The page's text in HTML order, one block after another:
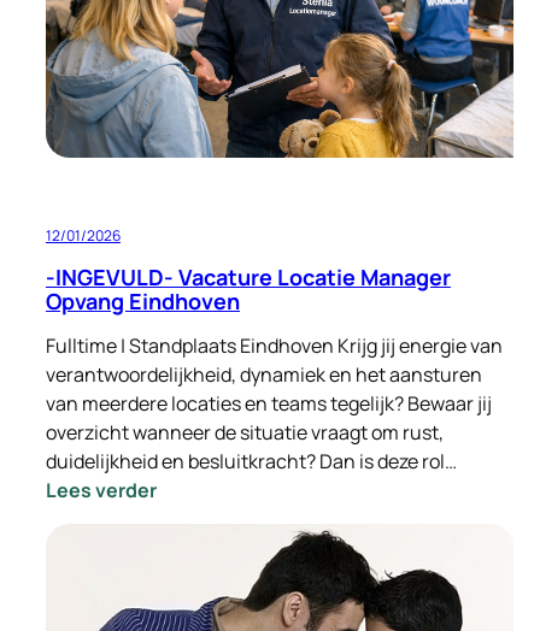
12/01/2026
-INGEVULD- Vacature Locatie Manager
Opvang Eindhoven
Fulltime | Standplaats Eindhoven Krijg jij energie van
verantwoordelijkheid, dynamiek en het aansturen
van meerdere locaties en teams tegelijk? Bewaar jij
overzicht wanneer de situatie vraagt om rust,
duidelijkheid en besluitkracht? Dan is deze rol…
Lees verder:
Locatie